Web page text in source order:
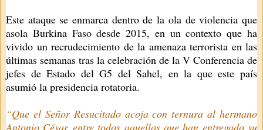
Este ataque se enmarca dentro de la ola de violencia que
asola Burkina Faso desde 2015, en un contexto que ha
vivido un recrudecimiento de la amenaza terrorista en las
últimas semanas tras la celebración de la V Conferencia de
jefes de Estado del G5 del Sahel, en la que este país
asumió la presidencia rotatoria.
“Que el Señor Resucitado acoja con ternura al hermano
Antonio César entre todos aquellos que han entregado su